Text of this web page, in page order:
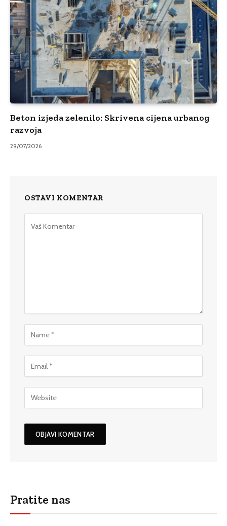
Beton izjeda zelenilo: Skrivena cijena urbanog
razvoja
29/07/2026
OSTAVI KOMENTAR
Pratite nas